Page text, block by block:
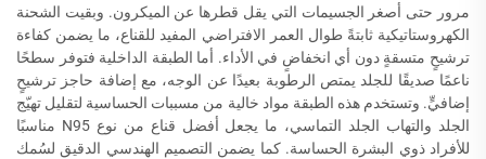
مرور حتى أصغر الجسيمات التي يقل قطرها عن الميكرون. وبقيت الشحنة
الكهروستاتيكية ثابتةً طوال العمر الافتراضي المفيد للقناع، ما يضمن كفاءة
ترشيحٍ متسقةٍ دون أي انخفاضٍ في الأداء. أما الطبقة الداخلية فتوفر سطحًا
ناعمًا صديقًا للجلد يمتص الرطوبة بعيدًا عن الوجه، مع إضافة حاجز ترشيحٍ
إضافيٍّ. وتستخدم هذه الطبقة مواد خالية من مسببات الحساسية لتقليل تهيّج
الجلد والتهاب الجلد التماسي، ما يجعل أفضل قناع من نوع N95 مناسبًا
للأفراد ذوي البشرة الحساسة. كما يضمن التصميم الهندسي الدقيق لسُمك